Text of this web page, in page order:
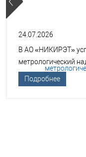
24.07.2026
В АО «НИКИРЭТ»
метрологический
Подробнее